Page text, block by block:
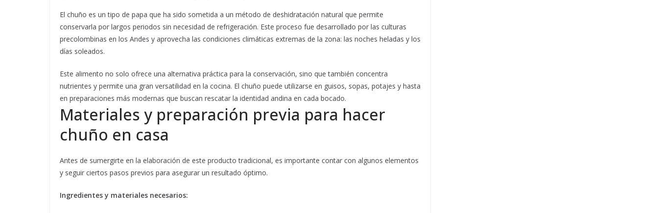
El chuño es un tipo de papa que ha sido sometida a un método de deshidratación natural que permite
conservarla por largos periodos sin necesidad de refrigeración. Este proceso fue desarrollado por las culturas
precolombinas en los Andes y aprovecha las condiciones climáticas extremas de la zona: las noches heladas y los
días soleados.
Este alimento no solo ofrece una alternativa práctica para la conservación, sino que también concentra
nutrientes y permite una gran versatilidad en la cocina. El chuño puede utilizarse en guisos, sopas, potajes y hasta
en preparaciones más modernas que buscan rescatar la identidad andina en cada bocado.
Materiales y preparación previa para hacer
chuño en casa
Antes de sumergirte en la elaboración de este producto tradicional, es importante contar con algunos elementos
y seguir ciertos pasos previos para asegurar un resultado óptimo.
Ingredientes y materiales necesarios: